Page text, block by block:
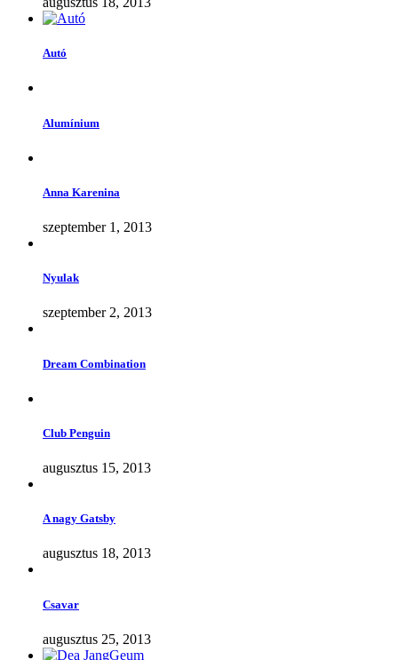
Autó
Alumínium
Anna Karenina
szeptember 1, 2013
Nyulak
szeptember 2, 2013
Dream Combination
Club Penguin
augusztus 15, 2013
A nagy Gatsby
augusztus 18, 2013
Csavar
augusztus 25, 2013